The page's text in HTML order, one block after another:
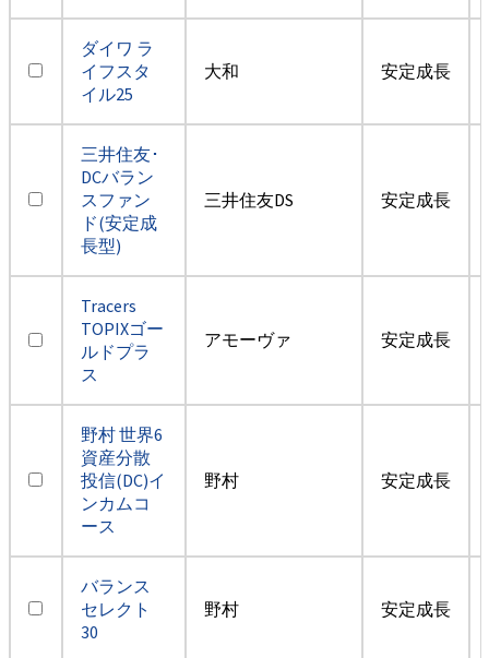
ダイワ ラ
イフスタ
イル25
大和 安定成長
三井住友･
DCバラン
スファン
ド(安定成
長型)
三井住友DS 安定成長
Tracers
TOPIXゴー
ルドプラ
ス
アモーヴァ 安定成長
野村 世界6
資産分散
投信(DC)イ
ンカムコ
ース
野村 安定成長
バランス
セレクト
30
野村 安定成長